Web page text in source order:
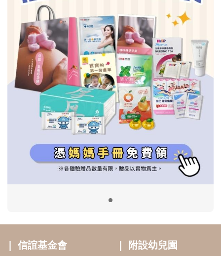
信誼基金會
2022信誼年度報告
2023信誼年度報告
2024信誼年度報告
好孕袋
附設幼兒園
小袋鼠幼師網